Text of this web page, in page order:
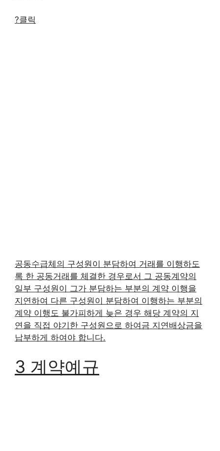
?클릭
공동수급체의 구성원이 분담하여 거래를 이행하도
록 한 공동거래를 체결한 경우로서 그 공동계약의
일부 구성원이 그가 분담하는 부분의 계약 이행을
지연하여 다른 구성원이 분담하여 이행하는 부분의
계약 이행도 불가피하게 늦은 경우 해당 계약의 지
연을 직접 야기한 구성원으로 하여금 지연배상금을
납부하게 하여야 합니다.
3 계약예규